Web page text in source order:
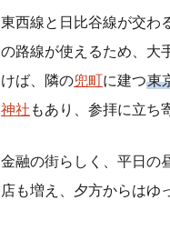
東西線と日比谷線が交わ
の路線が使えるため、大
けば、隣の兜町に建つ東
神社 もあり、参拝に立ち
金融の街らしく、平日の
店も増え、夕方からはゆ